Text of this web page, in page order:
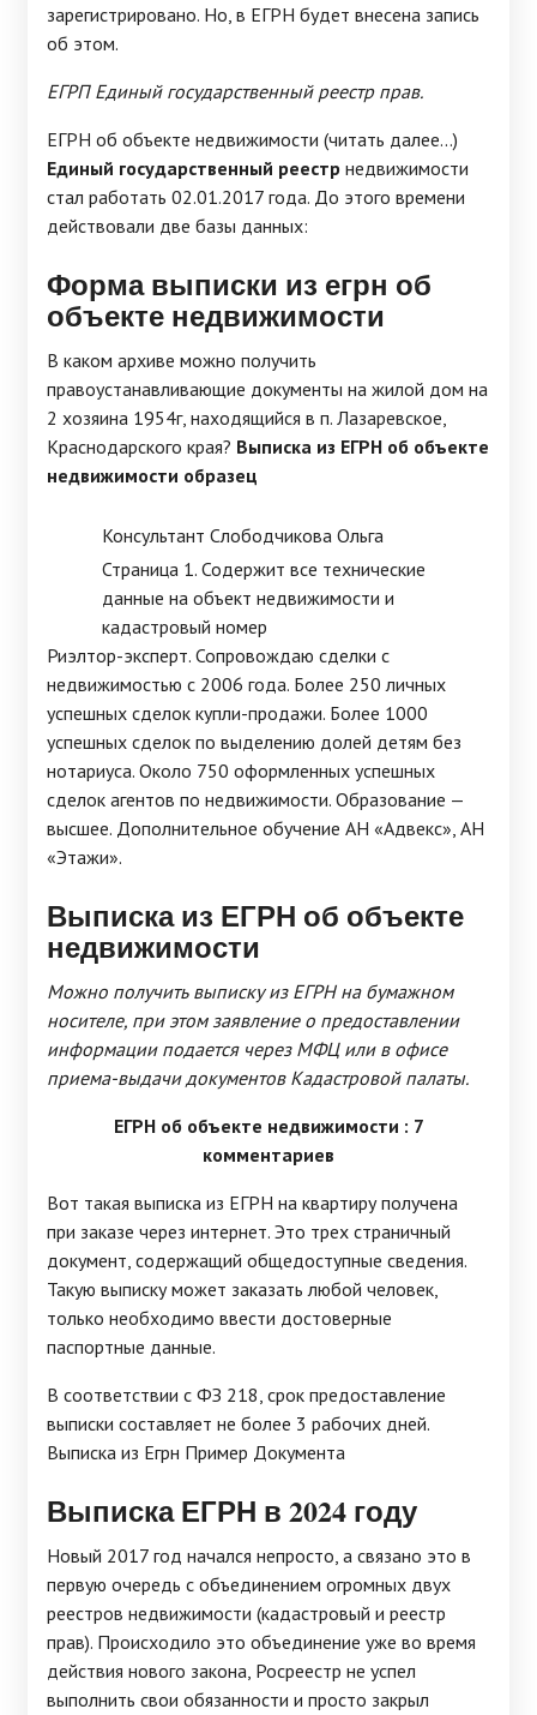
зарегистрировано. Но, в ЕГРН будет внесена запись
об этом.
ЕГРП Единый государственный реестр прав.
ЕГРН об объекте недвижимости (читать далее...)
Единый государственный реестр недвижимости
стал работать 02.01.2017 года. До этого времени
действовали две базы данных:
Форма выписки из егрн об
объекте недвижимости
В каком архиве можно получить
правоустанавливающие документы на жилой дом на
2 хозяина 1954г, находящийся в п. Лазаревское,
Краснодарского края? Выписка из ЕГРН об объекте
недвижимости образец
Консультант Слободчикова Ольга
Страница 1. Содержит все технические
данные на объект недвижимости и
кадастровый номер
Риэлтор-эксперт. Сопровождаю сделки с
недвижимостью с 2006 года. Более 250 личных
успешных сделок купли-продажи. Более 1000
успешных сделок по выделению долей детям без
нотариуса. Около 750 оформленных успешных
сделок агентов по недвижимости. Образование —
высшее. Дополнительное обучение АН «Адвекс», АН
«Этажи».
Выписка из ЕГРН об объекте
недвижимости
Можно получить выписку из ЕГРН на бумажном
носителе, при этом заявление о предоставлении
информации подается через МФЦ или в офисе
приема-выдачи документов Кадастровой палаты.
ЕГРН об объекте недвижимости : 7
комментариев
Вот такая выписка из ЕГРН на квартиру получена
при заказе через интернет. Это трех страничный
документ, содержащий общедоступные сведения.
Такую выписку может заказать любой человек,
только необходимо ввести достоверные
паспортные данные.
В соответствии с ФЗ 218, срок предоставление
выписки составляет не более 3 рабочих дней.
Выписка из Егрн Пример Документа
Выписка ЕГРН в 2024 году
Новый 2017 год начался непросто, а связано это в
первую очередь с объединением огромных двух
реестров недвижимости (кадастровый и реестр
прав). Происходило это объединение уже во время
действия нового закона, Росреестр не успел
выполнить свои обязанности и просто закрыл